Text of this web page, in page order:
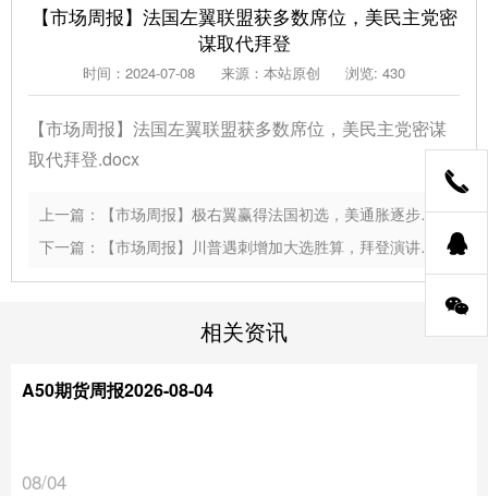
【市场周报】法国左翼联盟获多数席位，美民主党密
谋取代拜登
时间：2024-07-08 来源：本站原创 浏览: 430
【市场周报】法国左翼联盟获多数席位，美民主党密谋
取代拜登.docx
上一篇：【市场周报】极右翼赢得法国初选，美通胀逐步放缓
下一篇：【市场周报】川普遇刺增加大选胜算，拜登演讲呼吁政治降温
相关资讯
A50期货周报2026-08-04
08/04